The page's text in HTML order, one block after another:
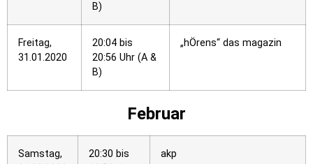
B)
Freitag,
31.01.2020
20:04 bis
20:56 Uhr (A &
B)
„hÖrens“ das magazin
Februar
Samstag,
20:30 bis
akp